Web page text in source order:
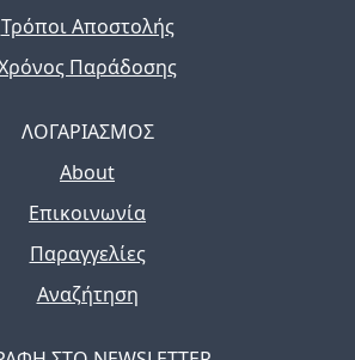
Τρόποι Αποστολής
Παράδοσης
ΛΟΓΑΡΙΑΣΜΟΣ
About
Επικοινωνία
Παραγγελίες
Αναζήτηση